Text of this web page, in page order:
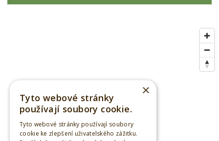
×
Tyto webové stránky
používají soubory cookie.
Tyto webové stránky používají soubory
cookie ke zlepšení uživatelského zážitku.